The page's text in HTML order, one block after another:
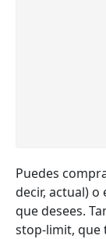
Puedes
decir, actual)
que desees.
stop-limit, que